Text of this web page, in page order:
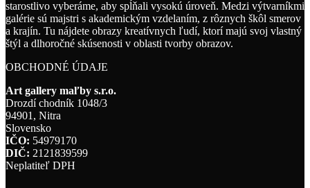
starostlivo vyberáme, aby spĺňali vysokú úroveň. Medzi výtvarníkmi
galérie sú majstri s akademickým vzdelaním, z rôznych škôl smerov
a krajín. Tu nájdete obrazy kreatívnych ľudí, ktorí majú svoj vlastný
štýl a dlhoročné skúsenosti v oblasti tvorby obrazov.
OBCHODNÉ ÚDAJE
Art gallery maľby s.r.o.
Drozdí chodník 1048/3
94901, Nitra
Slovensko
IČO: 54979170
DIČ: 2121839599
Neplatiteľ DPH